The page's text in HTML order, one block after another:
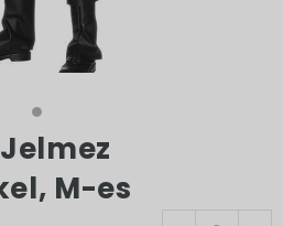
M-es